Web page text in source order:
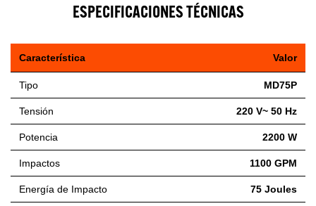
ESPECIFICACIONES TÉCNICAS
Característica Valor
Tipo MD75P
Tensión 220 V~ 50 Hz
Potencia 2200 W
Impactos 1100 GPM
Energía de Impacto 75 Joules